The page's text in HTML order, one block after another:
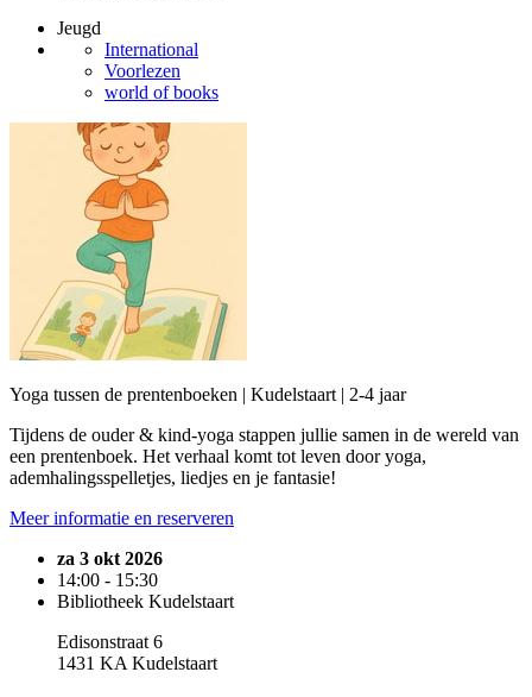
Jeugd
International
Voorlezen
world of books
Yoga tussen de prentenboeken | Kudelstaart | 2-4 jaar
Tijdens de ouder & kind-yoga stappen jullie samen in de wereld van
een prentenboek. Het verhaal komt tot leven door yoga,
ademhalingsspelletjes, liedjes en je fantasie!
Meer informatie en reserveren
za 3 okt 2026
14:00 - 15:30
Bibliotheek Kudelstaart
Edisonstraat 6
1431 KA Kudelstaart